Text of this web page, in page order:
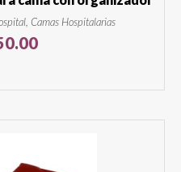
Camas Hospitalarias